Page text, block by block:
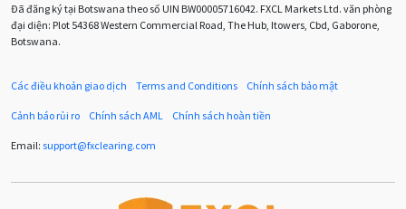
Con số xu hướng Các mức Fibonacci Cắt lỗ
Dừng lại Dừng lỗ
Đã đăng ký tại Botswana theo số UIN BW00005716042. FXCL Markets Ltd. văn phòng
đại diện: Plot 54368 Western Commercial Road, The Hub, Itowers, Cbd, Gaborone,
Botswana.
Các điều khoản giao dịch Terms and Conditions Chính sách bảo mật
Cảnh báo rủi ro Chính sách AML Chính sách hoàn tiền
Email: support@fxclearing.com